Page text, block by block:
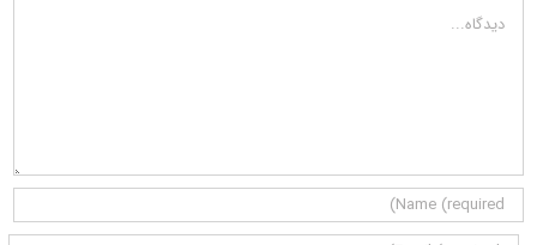
دیدگاه